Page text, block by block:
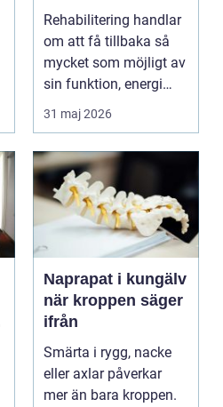
vardag
Rehabilitering handlar
om att få tillbaka så
mycket som möjligt av
sin funktion, energi
och trygghet...
31 maj 2026
Naprapat i kungälv
när kroppen säger
ifrån
Smärta i rygg, nacke
eller axlar påverkar
mer än bara kroppen.